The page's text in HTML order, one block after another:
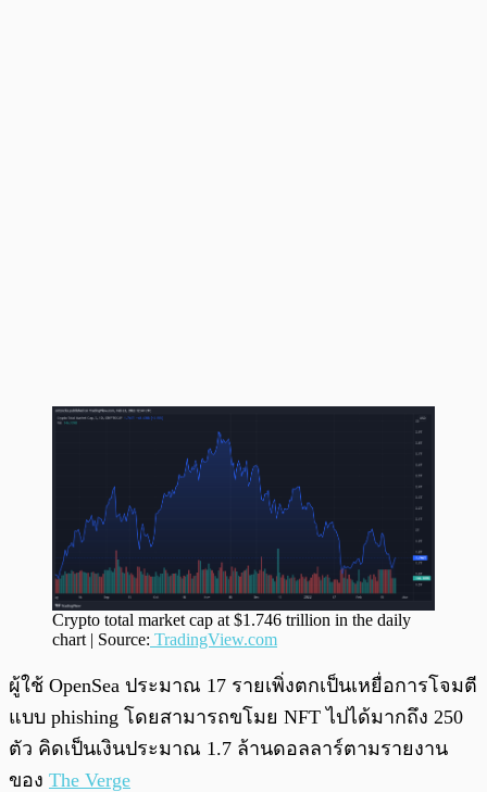
Crypto total market cap at $1.746 trillion in the daily
chart | Source: TradingView.com
ผู้ใช้ OpenSea ประมาณ 17 รายเพิ่งตกเป็นเหยื่อการโจมตี
แบบ phishing โดยสามารถขโมย NFT ไปได้มากถึง 250
ตัว คิดเป็นเงินประมาณ 1.7 ล้านดอลลาร์ตามรายงาน
ของ The Verge